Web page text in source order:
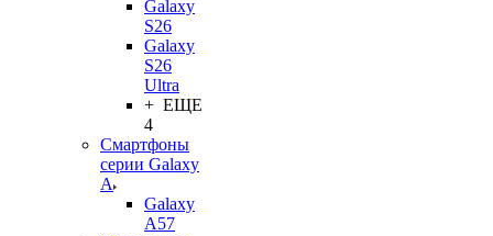
Galaxy
S26
Galaxy
S26
Ultra
+ ЕЩЕ
4
Смартфоны
серии Galaxy
A
Galaxy
A57